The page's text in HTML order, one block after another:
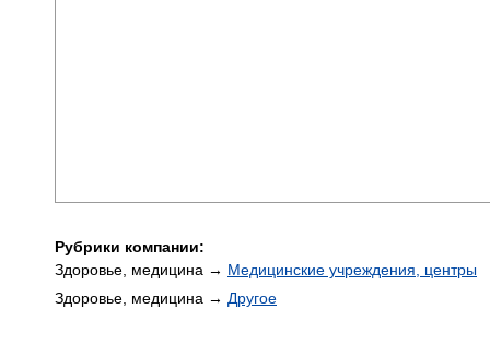
Рубрики компании:
Здоровье, медицина → Медицинские учреждения, центры
Здоровье, медицина → Другое